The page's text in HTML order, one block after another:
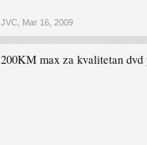
JVC Mar 16, 2009
200KM max za kvalitetan dvd